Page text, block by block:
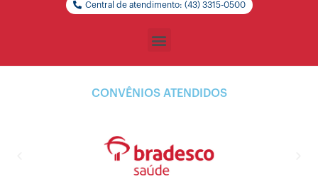
Central de atendimento: (43) 3315-0500
CONVÊNIOS ATENDIDOS